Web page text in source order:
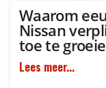
Waarom
Nissan
toe te
Lees meer...